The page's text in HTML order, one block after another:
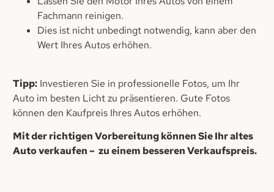
Fachmann reinigen.
Dies ist nicht unbedingt notwendig, kann aber den
Wert Ihres Autos erhöhen.
Tipp:Investieren Sie in professionelle Fotos, um Ihr
Auto im besten Licht zu präsentieren. Gute Fotos
können den Kaufpreis Ihres Autos erhöhen.
Mit der richtigen Vorbereitung können Sie Ihr altes
Auto verkaufen – zu einem besseren Verkaufspreis.